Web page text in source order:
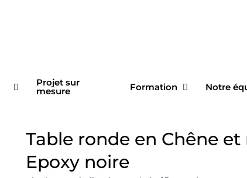
Projet sur
mesure Formation Notre
Table ronde en Chêne et
Epoxy noire